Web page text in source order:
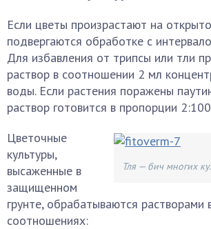
Если цветы произрастают на
подвергаются обработке с
Для избавления от трипсы или тли
раствор в соотношении 2 мл
воды. Если растения поражены
раствор готовится в пропорции
Тля — бич многих
Цветочные
культуры,
высаженные в
защищенном
грунте, обрабатываются
соотношениях: